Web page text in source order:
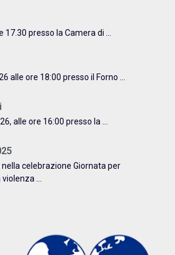
17.30 presso la Camera di ...
alle ore 18:00 presso il Forno ...
alle ore 16:00 presso la ...
celebrazione Giornata per
...